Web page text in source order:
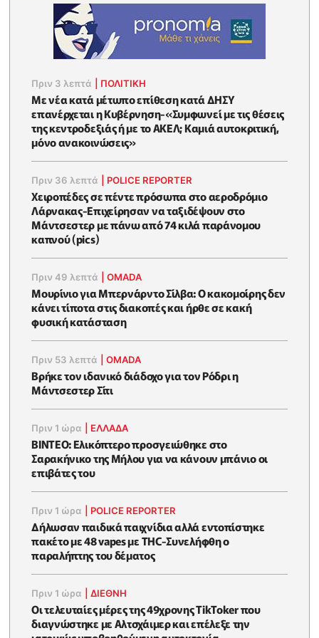
Πριν 3 λεπτά ΠΟΛΙΤΙΚΗ
Με νέα κατά μέτωπο επίθεση κατά ΔΗΣΥ
επανέρχεται η Κυβέρνηση-«Συμφωνεί με τις θέσεις
της κεντροδεξιάς ή με το ΑΚΕΛ; Kαμιά αυτοκριτική,
μόνο ανακοινώσεις»
Πριν 36 λεπτά POLICE REPORTER
Xειροπέδες σε πέντε πρόσωπα στο αεροδρόμιο
Λάρνακας-Επιχείρησαν να ταξιδέψουν στο
Μάντσεστερ με πάνω από 74 κιλά παράνομου
καπνού (pics)
Πριν 49 λεπτά |OMADA
Μουρίνιο για Μπερνάρντο Σίλβα: Ο κακομοίρης δεν
κάνει τίποτα στις διακοπές και ήρθε σε κακή
φυσική κατάσταση
Πριν 53 λεπτά |OMADA
Βρήκε τον ιδανικό διάδοχο για τον Ρόδρι η
Μάντσεστερ Σίτι
Πριν 1 ώρα ΕΛΛΑΔΑ
BINTEO: Ελικόπτερο προσγειώθηκε στο
Σαρακήνικο της Μήλου για να κάνουν μπάνιο οι
επιβάτες του
Πριν 1 ώρα POLICE REPORTER
Δήλωσαν παιδικά παιχνίδια αλλά εντοπίστηκε
πακέτο με 48 vapes με THC-Συνελήφθη ο
παραλήπτης του δέματος
Πριν 1 ώρα |ΔΙΕΘΝΗ
Οι τελευταίες μέρες της 49χρονης TikToker που
διαγνώστηκε με Αλτσχάιμερ και επέλεξε την